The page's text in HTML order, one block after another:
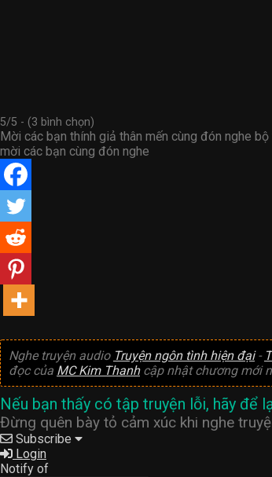
5/5 - (3 bình chọn)
Mời các bạn thính giả thân mến cùng đón nghe
mời các bạn cùng đón nghe
Nghe truyện audio Truyện ngôn tình hiện đại-
đọc của MC Kim Thanhcập nhật chương mới
Nếu bạn thấy có tập truyện lỗi, hãy để
Đừng quên bày tỏ cảm xúc khi nghe
Subscribe
Login
Notify of